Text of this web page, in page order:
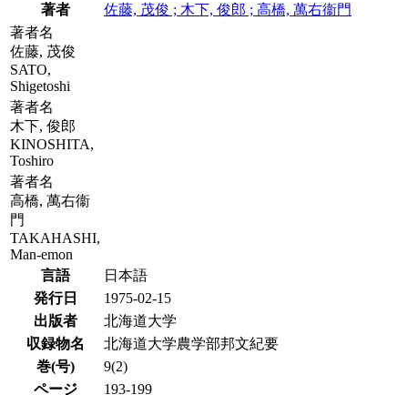
著者
佐藤, 茂俊 ; 木下, 俊郎 ; 高橋, 萬右衞門
著者名
佐藤, 茂俊
SATO,
Shigetoshi
著者名
木下, 俊郎
KINOSHITA,
Toshiro
著者名
高橋, 萬右衞
門
TAKAHASHI,
Man-emon
言語
日本語
発行日
1975-02-15
出版者
北海道大学
収録物名
北海道大学農学部邦文紀要
巻(号)
9(2)
ページ
193-199